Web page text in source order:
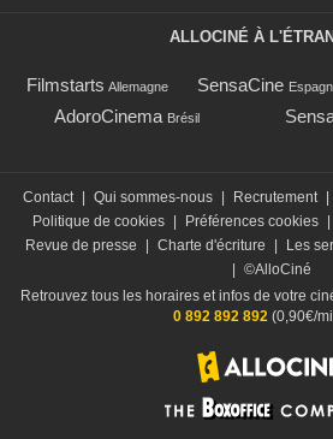
ALLOCINÉ À
Filmstarts Allemagne SensaCine
AdoroCinema Brésil
Contact | Qui sommes-nous | Recrutement |
Politique de cookies | Préférences cookies |
Revue de presse
| Charte d'écriture | Les
| ©AlloCiné
Retrouvez tous les horaires et infos de votre
0 892 892 892(0,90€/